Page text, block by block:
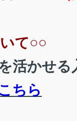
て○○
活かせる
ちら